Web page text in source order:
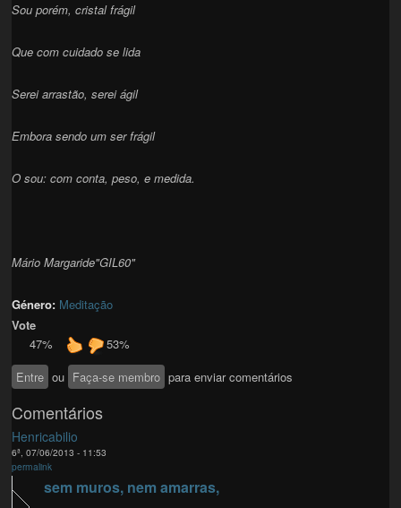
Sou porém, cristal frágil
Que com cuidado se lida
Serei arrastão, serei ágil
Embora sendo um ser frágil
O sou: com conta, peso, e medida.
Mário Margaride"GIL60"
Género: Meditação
Vote
47%
53%
Entre ou Faça-se membro para enviar comentários
Comentários
Henricabilio
6ª, 07/06/2013 - 11:53
permalink
sem muros, nem amarras,